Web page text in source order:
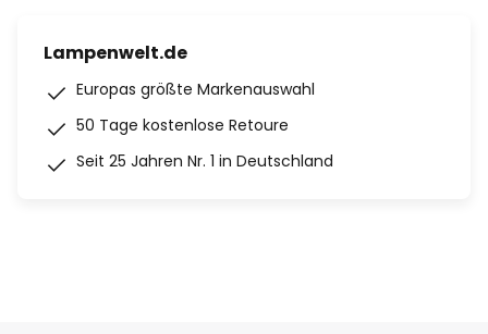
Lampenwelt.de
Europas größte Markenauswahl
50 Tage kostenlose Retoure
Seit 25 Jahren Nr. 1 in Deutschland